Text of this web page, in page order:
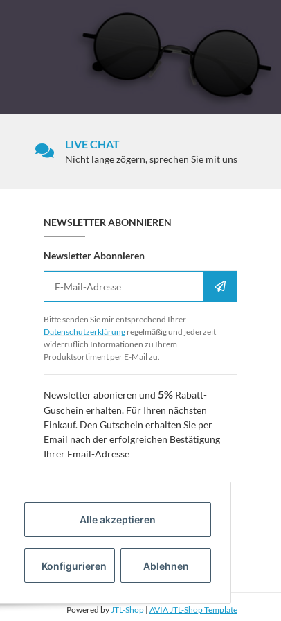
Alle akzeptieren
Konfigurieren Ablehnen
LIVE CHAT
Nicht lange zögern, sprechen Sie mit uns
NEWSLETTER ABONNIEREN
Newsletter Abonnieren
Anmelden
Bitte senden Sie mir entsprechend Ihrer
Datenschutzerklärungregelmäßig und jederzeit
widerruflich Informationen zu Ihrem
Produktsortiment per E-Mail zu.
Newsletter abonieren und 5%Rabatt-
Guschein erhalten. Für Ihren nächsten
Einkauf. Den Gutschein erhalten Sie per
Email nach der erfolgreichen Bestätigung
Ihrer Email-Adresse
Powered by JTL-Shop | AVIA JTL-Shop Template